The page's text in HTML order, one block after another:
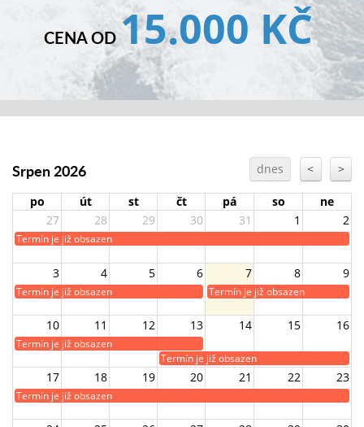
CENA OD15.000 KČ
Srpen 2026 dnes < >
po út st čt pá so
ne
27
28 29 30 31 1 2
Termín je již obsazen
3 4 5 6 7 8 9
Termín je již obsazen Termín je již obsazen
10 11 12 13 14 15 16
Termín je již obsazen
Termín je již obsazen
17 18 19 20 21 22 23
Termín je již obsazen